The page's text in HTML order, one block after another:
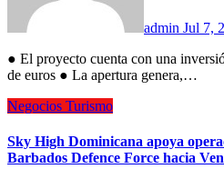
admin Jul 7,
● El proyecto cuenta con una inversión superior a los 300 millones
de euros ● La apertura genera,…
Negocios Turismo
Sky High Dominicana apoya
Barbados Defence Force hacia